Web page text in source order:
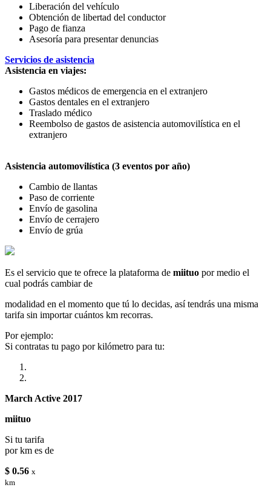
Liberación del vehículo
Obtención de libertad del conductor
Pago de fianza
Asesoría para presentar denuncias
Servicios de asistencia
Asistencia en viajes:
Gastos médicos de emergencia en el extranjero
Gastos dentales en el extranjero
Traslado médico
Reembolso de gastos de asistencia automovilística en el
extranjero
Asistencia automovilística (3 eventos por año)
Cambio de llantas
Paso de corriente
Envío de gasolina
Envío de cerrajero
Envío de grúa
Es el servicio que te ofrece la plataforma de miituo por medio el
cual podrás cambiar de
modalidad en el momento que tú lo decidas, así tendrás una misma
tarifa sin importar cuántos km recorras.
Por ejemplo:
Si contratas tu pago por kilómetro para tu:
March Active 2017
miituo
Si tu tarifa
por km es de
$ 0.56 x
km